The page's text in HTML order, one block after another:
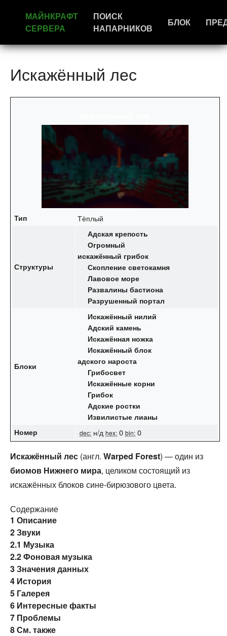
МАЙНКРАФТ
СЕРВЕРА
ПОИСК
НАПАРНИКОВ
БЛОК
Искажённый лес
Тип Тёплый
Структуры
Адская крепость
Огромный
искажённый грибок
Скопление светокамня
Лавовое море
Развалины бастиона
Разрушенный портал
Блоки
Искажённый нилий
Адский камень
Искажённая ножка
Искажённый блок
адского нароста
Грибосвет
Искажённые корни
Грибок
Адские ростки
Извилистые лианы
Номер
dec: н/д hex: 0 bin: 0
Искажённый лес (англ. Warped Forest) — один из
биомов Нижнего мира, целиком состоящий из
искажённых блоков сине-бирюзового цвета.
Содержание
1 Описание
2Звуки
2.1 Музыка
2.2Фоновая музыка
3Значения данных
4 История
5 Галерея
6 Интересные факты
7 Проблемы
8См. также